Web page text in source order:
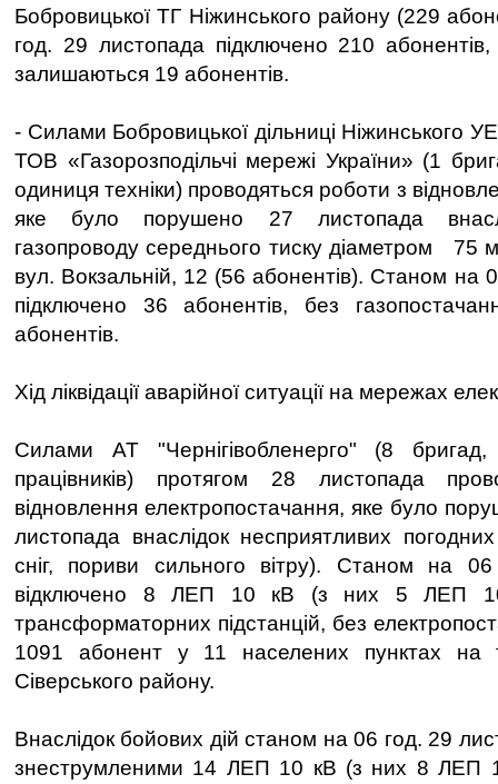
Бобровицької ТГ Ніжинського району (229
год. 29 листопада підключено 210 абонентів,
залишаються 19 абонентів.
- Силами Бобровицької дільниці Ніжинського
ТОВ «Газорозподільчі мережі України» (1
одиниця техніки) проводяться роботи з
яке було порушено 27 листопада
газопроводу середнього тиску діаметром 75
вул. Вокзальній, 12 (56 абонентів). Станом на
підключено 36 абонентів, без
абонентів.
Хід ліквідації аварійної ситуації на мережах
Силами АТ "Чернігівобленерго" (8
працівників) протягом 28 листопада
відновлення електропостачання, яке було
листопада внаслідок несприятливих
сніг, пориви сильного вітру). Станом на
відключено 8 ЛЕП 10 кВ (з них 5 ЛЕП
трансформаторних підстанцій, без
1091 абонент у 11 населених пунктах на
Сіверського району.
Внаслідок бойових дій станом на 06 год. 29
знеструмленими 14 ЛЕП 10 кВ (з них 8 ЛЕП